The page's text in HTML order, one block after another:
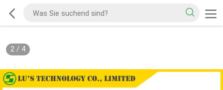
2/ 4